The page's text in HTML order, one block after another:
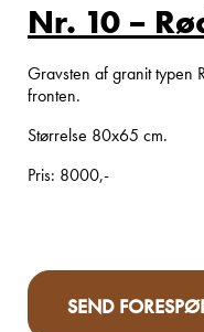
Nr. 10 –
Gravsten af granit typen
fronten.
Størrelse 80x65 cm.
Pris: 8000,-
SEND